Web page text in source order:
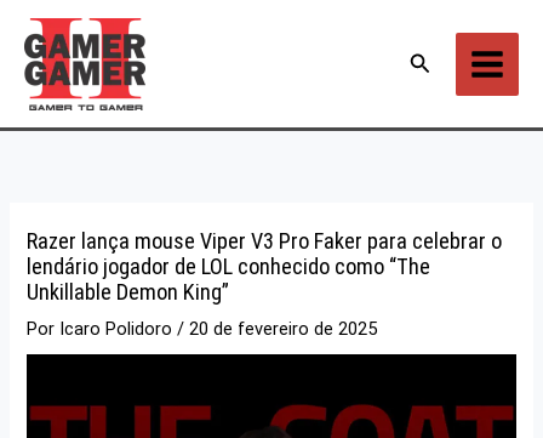
para
conteúdo
Pesquisar
Razer lança mouse Viper V3 Pro Faker para celebrar o
lendário jogador de LOL conhecido como “The
Unkillable Demon King”
Por Icaro Polidoro/20 de fevereiro de 2025